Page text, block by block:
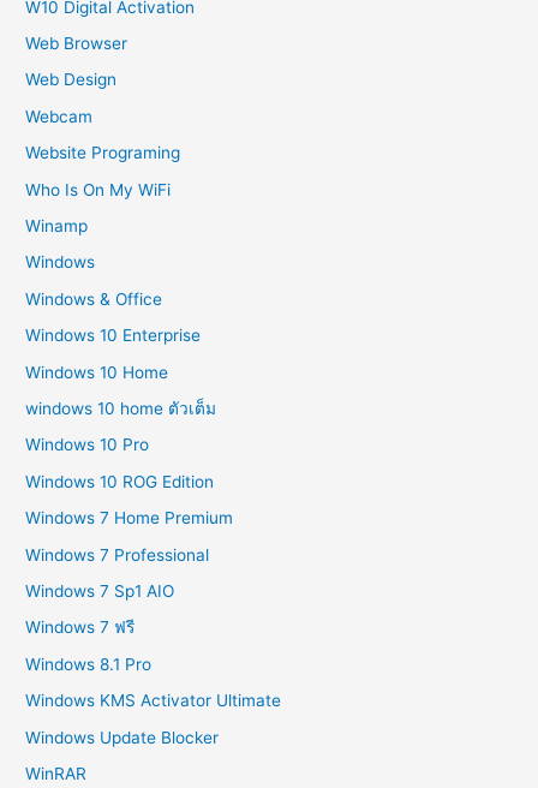
W10 Digital Activation
Web Browser
Web Design
Webcam
Website Programing
Who Is On My WiFi
Winamp
Windows
Windows & Office
Windows 10 Enterprise
Windows 10 Home
windows 10 home ตัวเต็ม
Windows 10 Pro
Windows 10 ROG Edition
Windows 7 Home Premium
Windows 7 Professional
Windows 7 Sp1 AIO
Windows 7 ฟรี
Windows 8.1 Pro
Windows KMS Activator Ultimate
Windows Update Blocker
WinRAR